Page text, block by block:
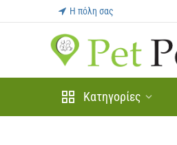
Η πόλη σας
Κατηγορίες